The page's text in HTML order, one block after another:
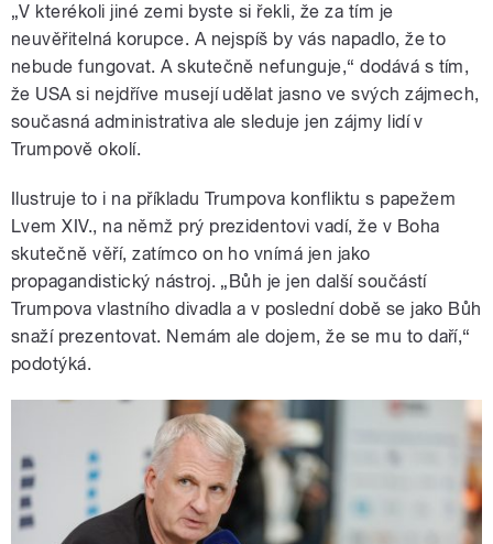
„V kterékoli jiné zemi byste si řekli, že za tím je
neuvěřitelná korupce. A nejspíš by vás napadlo, že to
nebude fungovat. A skutečně nefunguje,“ dodává s tím,
že USA si nejdříve musejí udělat jasno ve svých zájmech,
současná administrativa ale sleduje jen zájmy lidí v
Trumpově okolí.
Ilustruje to i na příkladu Trumpova konfliktu s papežem
Lvem XIV., na němž prý prezidentovi vadí, že v Boha
skutečně věří, zatímco on ho vnímá jen jako
propagandistický nástroj. „Bůh je jen další součástí
Trumpova vlastního divadla a v poslední době se jako Bůh
snaží prezentovat. Nemám ale dojem, že se mu to daří,“
podotýká.